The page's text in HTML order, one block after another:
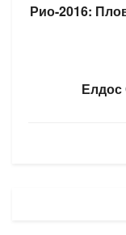
Рио-2016: